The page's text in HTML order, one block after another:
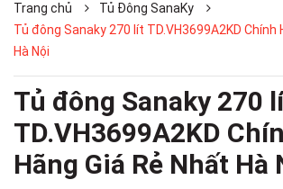
Trang chủ
Tủ Đông SanaKy
Tủ đông Sanaky 270 lít TD.VH3699A2KD Chính
Hà Nội
Tủ đông Sanaky 270
TD.VH3699A2KD
Hãng Giá Rẻ Nhất Hà